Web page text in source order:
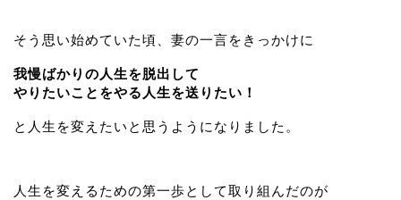
そう思い始めていた頃、妻の一言をきっかけに
我慢ばかりの人生を脱出して
やりたいことをやる人生を送りたい！
と人生を変えたいと思うようになりました。
人生を変えるための第一歩として取り組んだのが